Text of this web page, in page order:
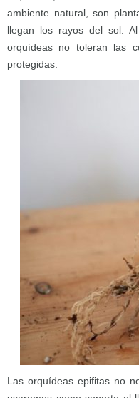
ambiente natural, son
llegan los rayos del sol.
orquídeas no toleran las
protegidas.
Las orquídeas epifitas no